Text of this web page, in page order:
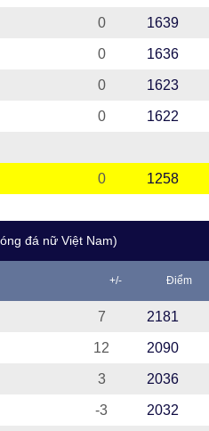
0 1639
0 1636
0 1623
0 1622
0 1258
đá nữ Việt Nam)
+/- Điểm
7 2181
12 2090
3 2036
-3 2032